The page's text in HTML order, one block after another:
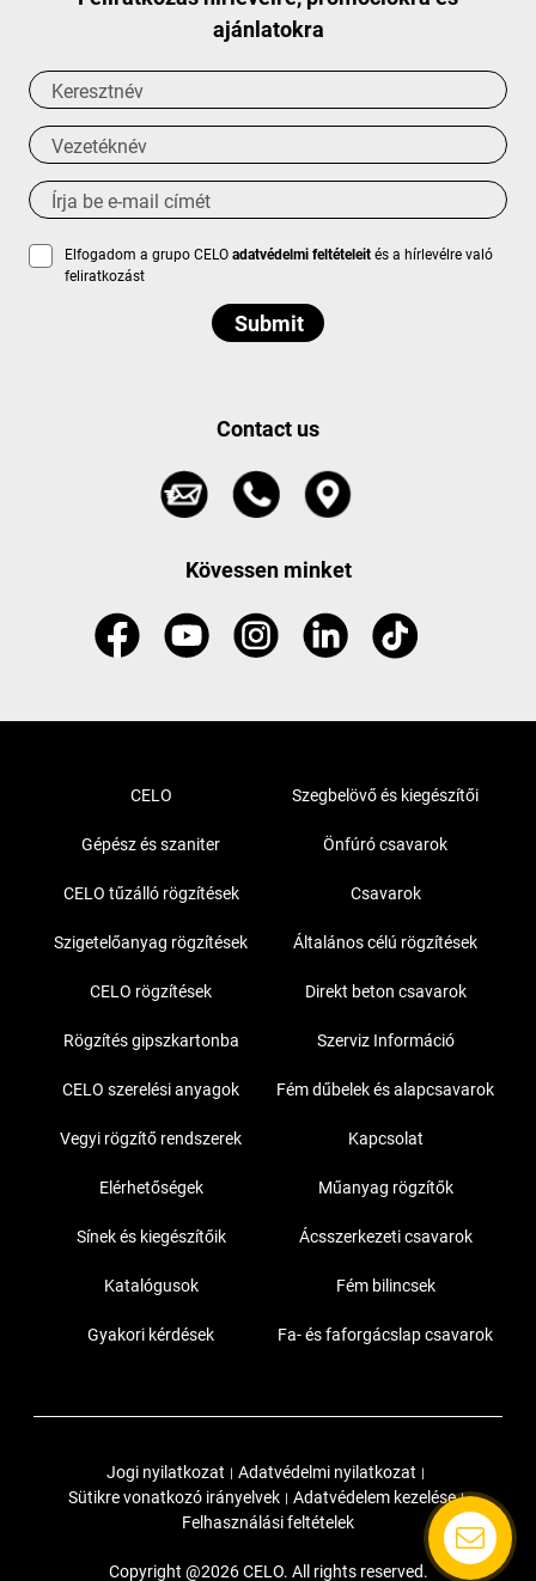
ajánlatokra
Elfogadom a grupo CELOadatvédelmi feltételeit és a hírlevélre való
feliratkozást
Contact us
Kövessen minket
CELO Szegbelövő és kiegészítői
Gépész és szaniter Önfúró csavarok
CELO tűzálló rögzítések Csavarok
Szigetelőanyag rögzítések Általános célú rögzítések
CELO rögzítések Direkt beton csavarok
Rögzítés gipszkartonba Szerviz Információ
CELO szerelési anyagok Fém dűbelek és alapcsavarok
Vegyi rögzítő rendszerek Kapcsolat
Elérhetőségek Műanyag rögzítők
Sínek és kiegészítőik Ácsszerkezeti csavarok
Katalógusok Fém bilincsek
Gyakori kérdések Fa- és faforgácslap csavarok
Jogi nyilatkozat | Adatvédelmi nyilatkozat |
Sütikre vonatkozó irányelvek | Adatvédelem kezelése |
Felhasználási feltételek
Copyright @2026 CELO. All rights reserved.